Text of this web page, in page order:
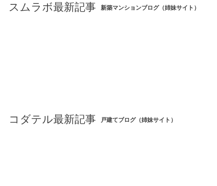
スムラボ最新記事 新築マンションブログ（姉妹サイト）
コダテル最新記事 戸建てブログ（姉妹サイト）